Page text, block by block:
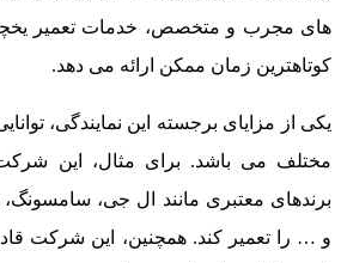
های مجرب و متخصص، خدمات تعمیر یخچال
کوتاهترین زمان ممکن ارائه می دهد.
یکی از مزایای برجسته این نمایندگی،
مختلف می باشد. برای مثال، این شرکت
برندهای معتبری مانند ال جی، سامسونگ،
و … را تعمیر کند. همچنین، این شرکت